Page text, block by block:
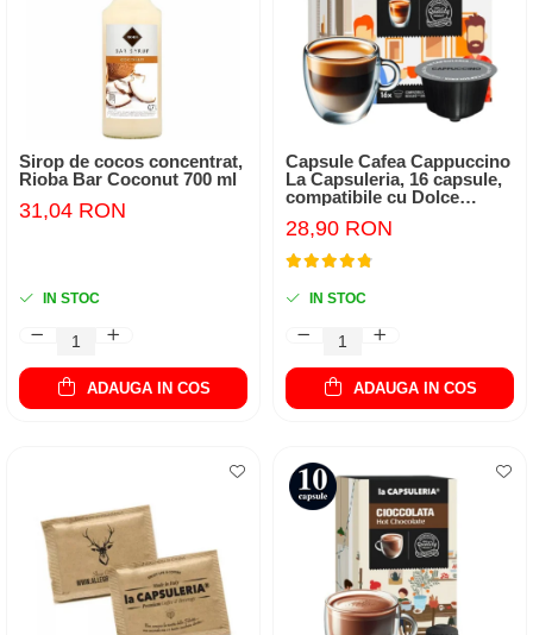
Capsule compatibile Uno System
Capsule compatibile Caffitaly
PADURI CAFEA & MONODOZE
Paduri cafea ESE44
CAFEA BOABE
CAFEA MACINATA
Sirop de cocos concentrat,
Rioba Bar Coconut 700 ml
31,04 RON
IN STOC
ADAUGA IN COS
Capsule Cafea Cappuccino
La Capsuleria, 16 capsule,
compatibile cu Dolce
28,90 RON
IN STOC
ADAUGA IN COS